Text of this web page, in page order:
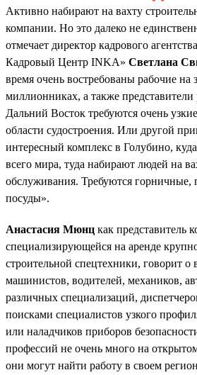
Активно набирают на вахту
компании. Но это далеко не
отмечает директор кадрового
Кадровый Центр INKA» Светлана
время очень востребованы рабочие на
миллионниках, а также
Дальний Восток требуются очень
области судостроения. Или другой
интересный комплекс в Голубино,
всего мира, туда набирают людей на
обслуживания. Требуются
посуды».
Анастасия Мюнц как представитель
специализирующейся на аренде
строительной спецтехники, говорит о
машинистов, водителей, механиков,
различных специализаций,
поисками специалистов узкого
или наладчиков приборов
профессий не очень много на
они могут найти работу в своем